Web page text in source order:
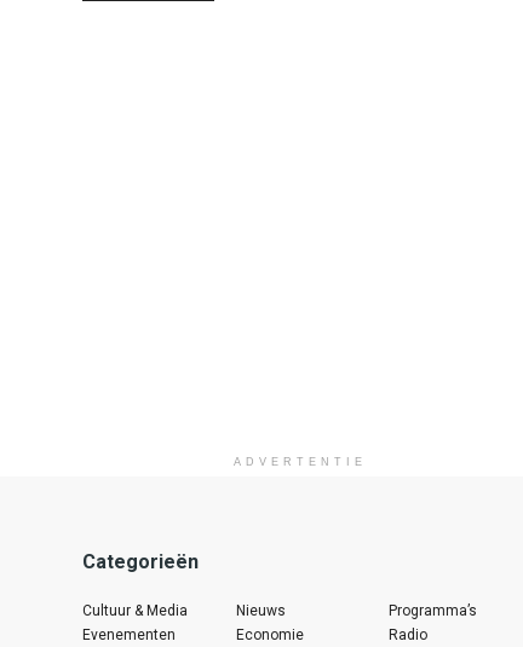
ADVERTENTIE
Categorieën
Cultuur & Media
Evenementen
Nieuws
Economie
Programma’s
Radio